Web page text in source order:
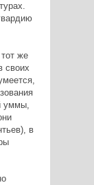
же
своих
уммы,
в